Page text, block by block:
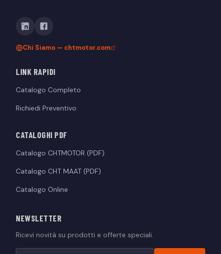
Chi Siamo — chtmotor.com
LINK RAPIDI
Catalogo Completo
Richiedi Preventivo
CATALOGHI PDF
Catalogo CHTMOTOR (PDF)
Catalogo CHT MAAT (PDF)
Catalogo Online
NEWSLETTER
Ricevi novità su prodotti e offerte speciali.